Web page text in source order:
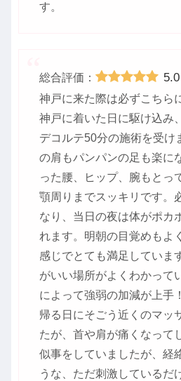
す。
総合評価： 5.0
神戸に来た際は必ずこちら
神戸に着いた日に駆け込み
デコルテ50分の施術を受け
の肩もパンパンの足も楽に
った腰、ヒップ、腕もとっ
顎周りまでスッキリです。
なり、当日の夜は体がポカ
れます。明朝の目覚めもよ
感じでとても満足していま
がいい場所がよくわかって
によって強弱の加減が上手！
帰る日にそごう近くのマッ
たが、首や肩が痛くなって
似事をしていましたが、経
うな、ただ刺激しているだ